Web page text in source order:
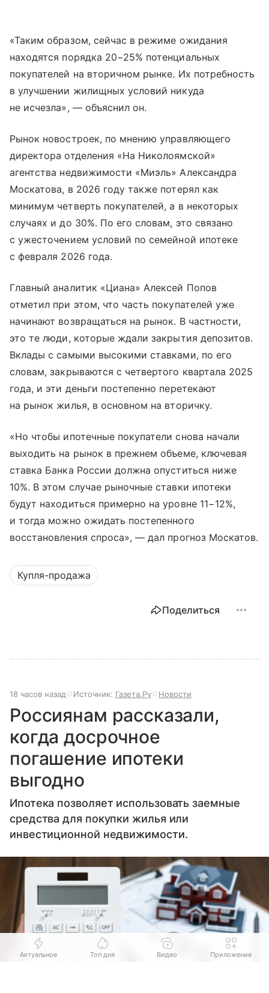
«Таким образом, сейчас в режиме ожидания
находятся порядка 20−25% потенциальных
покупателей на вторичном рынке. Их потребность
в улучшении жилищных условий никуда
не исчезла», — объяснил он.
Рынок новостроек, по мнению управляющего
директора отделения «На Николоямской»
агентства недвижимости «Миэль» Александра
Москатова, в 2026 году также потерял как
минимум четверть покупателей, а в некоторых
случаях и до 30%. По его словам, это связано
с ужесточением условий по семейной ипотеке
с февраля 2026 года.
Главный аналитик «Циана» Алексей Попов
отметил при этом, что часть покупателей уже
начинают возвращаться на рынок. В частности,
это те люди, которые ждали закрытия депозитов.
Вклады с самыми высокими ставками, по его
словам, закрываются с четвертого квартала 2025
года, и эти деньги постепенно перетекают
на рынок жилья, в основном на вторичку.
«Но чтобы ипотечные покупатели снова начали
выходить на рынок в прежнем объеме, ключевая
ставка Банка России должна опуститься ниже
10%. В этом случае рыночные ставки ипотеки
будут находиться примерно на уровне 11−12%,
и тогда можно ожидать постепенного
восстановления спроса», — дал прогноз Москатов.
Купля-продажа
Поделиться
18 часов назад Источник: Газета.Ру Новости
Россиянам рассказали,
когда досрочное
погашение ипотеки
выгодно
Ипотека позволяет использовать заемные
средства для покупки жилья или
инвестиционной недвижимости.
Актуальное Топ дня Видео Приложение